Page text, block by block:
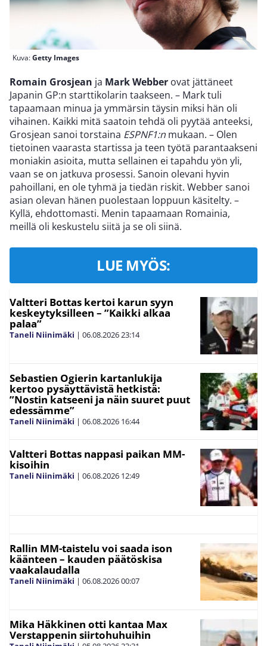
Kuva:Getty Images
Romain Grosjean ja Mark Webber ovat jättäneet
Japanin GP:n starttikolarin taakseen. – Mark tuli
tapaamaan minua ja ymmärsin täysin miksi hän oli
vihainen. Kaikki mitä saatoin tehdä oli pyytää anteeksi,
Grosjean sanoi torstaina ESPNF1:n mukaan. – Olen
tietoinen vaarasta startissa ja teen työtä parantaakseni
moniakin asioita, mutta sellainen ei tapahdu yön yli,
vaan se on jatkuva prosessi. Sanoin olevani hyvin
pahoillani, en ole tyhmä ja tiedän riskit. Webber sanoi
asian olevan hänen puolestaan loppuun käsitelty. –
Kyllä, ehdottomasti. Menin tapaamaan Romainia,
meillä oli keskustelu siitä ja se oli siinä.
LUE MYÖS:
Valtteri Bottas kertoi karun syyn
keskeytyksilleen – ”Kaikki alkaa
palaa”
Taneli Niinimäki | 06.08.202623:14
Sebastien Ogierin kartanlukija
kertoo pysäyttävistä hetkistä:
”Nostin katseeni ja näin suuret puut
edessämme”
Taneli Niinimäki | 06.08.2026 16:44
Valtteri Bottas nappasi paikan MM-
kisoihin
Taneli Niinimäki | 06.08.2026 12:49
Rallin MM-taistelu voi saada ison
käänteen – kauden päätöskisa
vaakalaudalla
Taneli Niinimäki | 06.08.202600:07
Mika Häkkinen otti kantaa Max
Verstappenin siirtohuhuihin